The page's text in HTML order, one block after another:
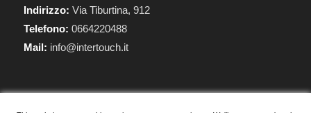
Indirizzo: Via Tiburtina, 912
Telefono: 0664220488
Mail: info@intertouch.it